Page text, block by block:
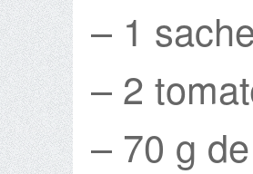
– 1
– 2
– 70 g